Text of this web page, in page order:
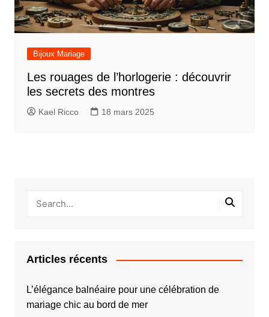
Bijoux Mariage
Les rouages de l’horlogerie : découvrir
les secrets des montres
Kael Ricco 18 mars 2025
Articles récents
L’élégance balnéaire pour une célébration de
mariage chic au bord de mer